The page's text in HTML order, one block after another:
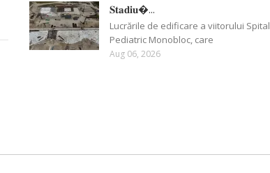
𝐒𝐭𝐚𝐝𝐢𝐮�...
Lucrările de edificare a viitorului Spital
Pediatric Monobloc, care
Aug 06, 2026